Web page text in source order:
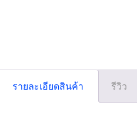
รายละเอียดสินค้า รีวิว